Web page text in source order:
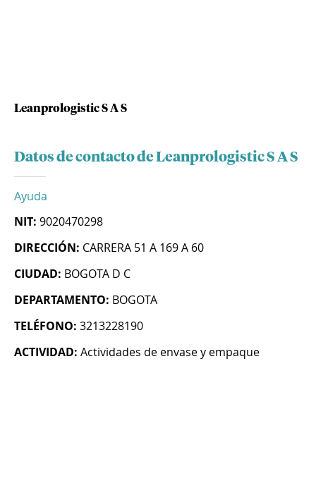
Leanprologistic S A S
Datos de contacto de Leanprologistic S A S
Ayuda
NIT: 9020470298
DIRECCIÓN: CARRERA 51 A 169 A 60
CIUDAD: BOGOTA D C
DEPARTAMENTO: BOGOTA
TELÉFONO: 3213228190
ACTIVIDAD: Actividades de envase y empaque